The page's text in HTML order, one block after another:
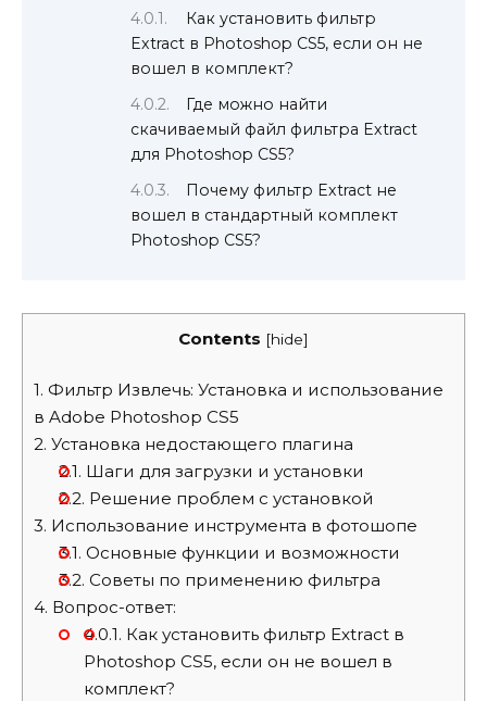
Как установить фильтр
Extract в Photoshop CS5, если он не
вошел в комплект?
Где можно найти
скачиваемый файл фильтра Extract
для Photoshop CS5?
Почему фильтр Extract не
вошел в стандартный комплект
Photoshop CS5?
Contents [hide]
1. Фильтр Извлечь: Установка и использование
в Adobe Photoshop CS5
2. Установка недостающего плагина
2.1. Шаги для загрузки и установки
2.2. Решение проблем с установкой
3. Использование инструмента в фотошопе
3.1. Основные функции и возможности
3.2. Советы по применению фильтра
4. Вопрос-ответ:
4.0.1. Как установить фильтр Extract в
Photoshop CS5, если он не вошел в
комплект?